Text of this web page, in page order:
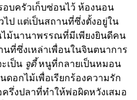
บครัวเก็บซ่อนไว้ ห้องนอน
ป แต่เป็นสถานที่ซึ่งตั้งอยู่ใน
ม้นานาพรรณที่มีเพียงยินดีคน
นที่ซึ่งเหล่าเพื่อนในจินตนาการ
เป็น จูดี้หนูที่กลายเป็นหมอน
ดอกไม้เพื่อเรียกร้องความรัก
ครึ่งปลาที่ทำให้พ่อผิดหวังเสมอ